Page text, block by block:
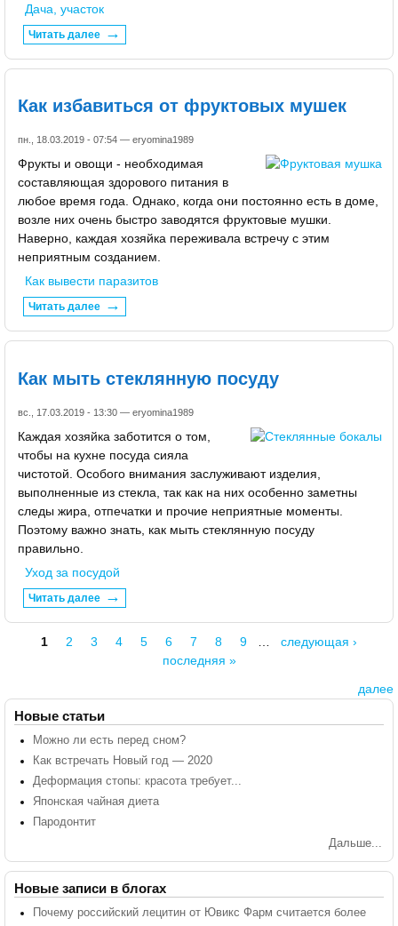
Дача, участок
Читать далее
Как избавиться от фруктовых мушек
пн., 18.03.2019 - 07:54 — eryomina1989
Фрукты и овощи - необходимая
составляющая здорового питания в
любое время года. Однако, когда они постоянно есть в доме,
возле них очень быстро заводятся фруктовые мушки.
Наверно, каждая хозяйка переживала встречу с этим
неприятным созданием.
Как вывести паразитов
Читать далее
Как мыть стеклянную посуду
вс., 17.03.2019 - 13:30 — eryomina1989
Каждая хозяйка заботится о том,
чтобы на кухне посуда сияла
чистотой. Особого внимания заслуживают изделия,
выполненные из стекла, так как на них особенно заметны
следы жира, отпечатки и прочие неприятные моменты.
Поэтому важно знать, как мыть стеклянную посуду
правильно.
Уход за посудой
Читать далее
1 2 3 4 5 6 7 8 9
следующая ›
последняя »
далее
Новые статьи
Можно ли есть перед сном?
Как встречать Новый год — 2020
Деформация стопы: красота требует...
Японская чайная диета
Пародонтит
Дальше...
Новые записи в блогах
Почему российский лецитин от Ювикс Фарм считается более